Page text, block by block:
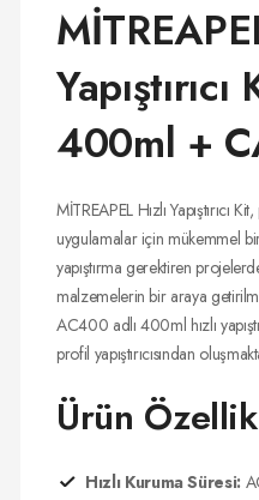
400ml +
MİTREAPEL Hızlı Yapıştırıcı
uygulamalar için mükemmel
yapıştırma gerektiren
malzemelerin bir araya
AC400 adlı 400ml hızlı
profil yapıştırıcısından
Ürün
Hızlı Kuruma Süresi: